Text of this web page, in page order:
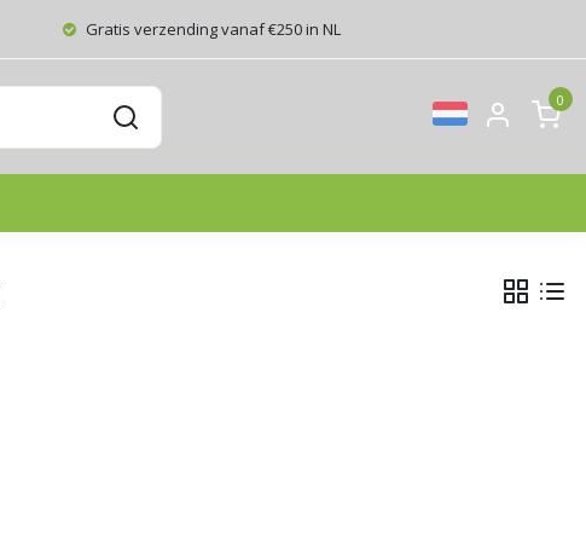
Gratis verzending vanaf €250 in NL
0